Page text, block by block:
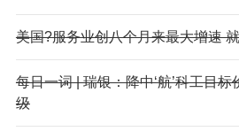
美国?服务业创八个月来最大增速
每日一词 | 瑞银：降中‘航’科工目标
级